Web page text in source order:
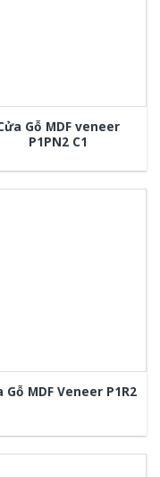
Gỗ MDF veneer
P1PN2 C1
Gỗ MDF Veneer P1R2